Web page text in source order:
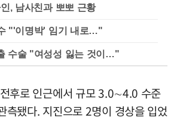
, 남사친과 뽀뽀 근황
"'이명박' 임기 내로…"
수술 "여성성 잃는 것이…"
후로 인근에서 규모 3.0∼4.0 수준
측됐다. 지진으로 2명이 경상을 입었